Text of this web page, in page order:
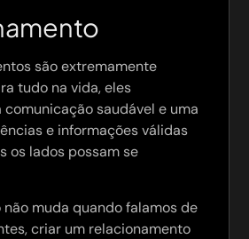
são extremamente
tudo na vida, eles
saudável e uma
e informações válidas
os lados possam se
muda quando falamos de
criar um relacionamento